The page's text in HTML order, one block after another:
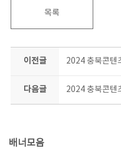
목록
이전글
다음글
배너모음